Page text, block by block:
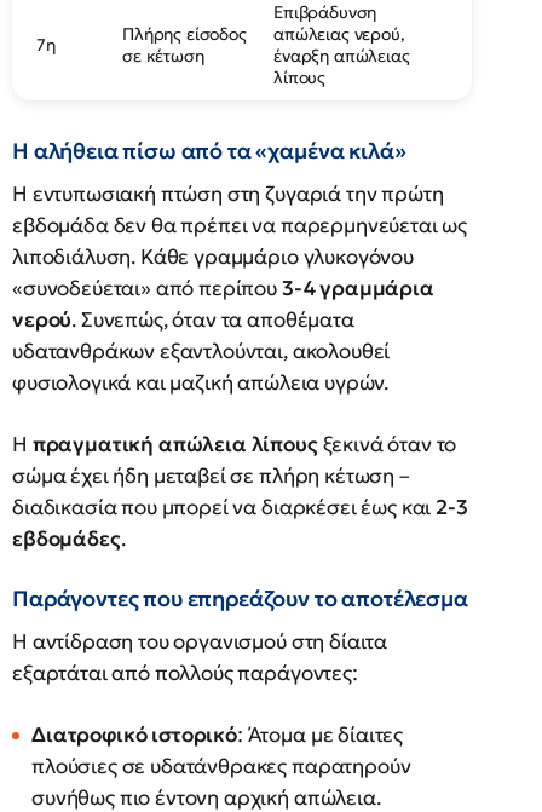
7η
Πλήρης είσοδος
σε κέτωση
Επιβράδυνση
απώλειας νερού,
έναρξη απώλειας
λίπους
Η αλήθεια πίσω από τα «χαμένα κιλά»
Η εντυπωσιακή πτώση στη ζυγαριά την πρώτη
εβδομάδα δεν θα πρέπει να παρερμηνεύεται ως
λιποδιάλυση. Κάθε γραμμάριο γλυκογόνου
«συνοδεύεται» από περίπου3-4 γραμμάρια
νερού. Συνεπώς, όταν τα αποθέματα
υδατανθράκων εξαντλούνται, ακολουθεί
φυσιολογικά και μαζική απώλεια υγρών.
Η πραγματική απώλεια λίπουςξεκινά όταν το
σώμα έχει ήδη μεταβεί σε πλήρη κέτωση –
διαδικασία που μπορεί να διαρκέσει έως και 2-3
εβδομάδες.
Παράγοντες που επηρεάζουν το αποτέλεσμα
Η αντίδραση του οργανισμού στη δίαιτα
εξαρτάται από πολλούς παράγοντες:
Διατροφικό ιστορικό: Άτομα με δίαιτες
πλούσιες σε υδατάνθρακες παρατηρούν
συνήθως πιο έντονη αρχική απώλεια.